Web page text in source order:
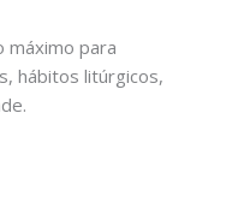
máximo para
hábitos litúrgicos,